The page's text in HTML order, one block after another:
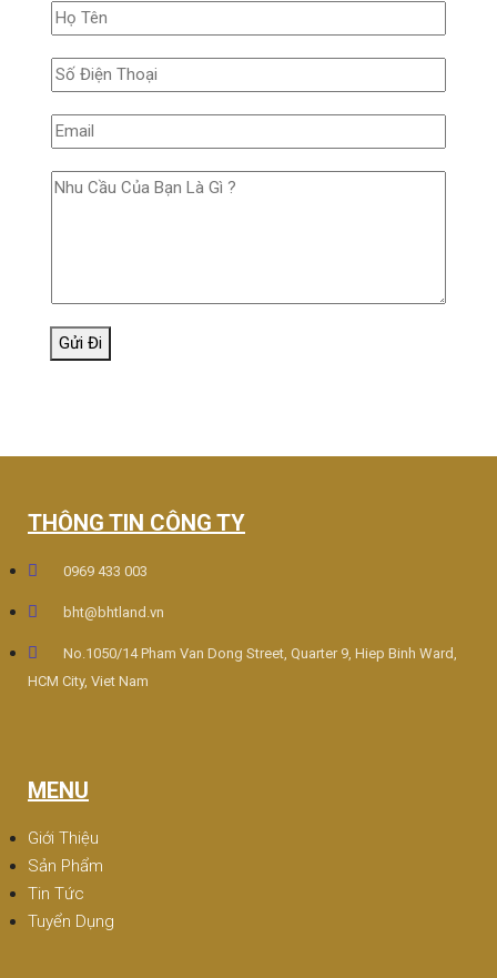
Gửi Đi
THÔNG TIN CÔNG TY
0969 433 003
bht@bhtland.vn
No.1050/14 Pham Van Dong Street, Quarter 9, Hiep Binh Ward,
HCM City, Viet Nam
MENU
Giới Thiệu
Sản Phẩm
Tin Tức
Tuyển Dụng